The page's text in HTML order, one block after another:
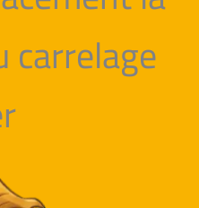
carrelage